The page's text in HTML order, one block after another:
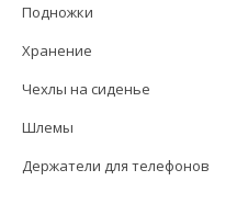
Подножки
Хранение
Чехлы на сиденье
Шлемы
Держатели для телефонов